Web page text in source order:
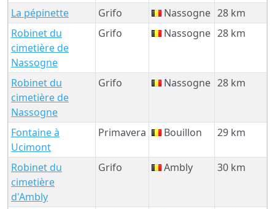
La pépinette Grifo Nassogne 28 km
Robinet du
cimetière de
Nassogne
Grifo Nassogne 28 km
Robinet du
cimetière de
Nassogne
Grifo Nassogne 28 km
Fontaine à
Ucimont
Primavera Bouillon 29 km
Robinet du
cimetière
d'Ambly
Grifo Ambly 30 km